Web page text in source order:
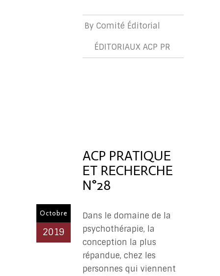
By Comité Éditorial
ÉDITORIAUX ACP PR
PR
ACP PRATIQUE
ET RECHERCHE
N°28
Octobre
2019
Dans le domaine de la
psychothérapie, la
conception la plus
répandue, chez les
personnes qui viennent